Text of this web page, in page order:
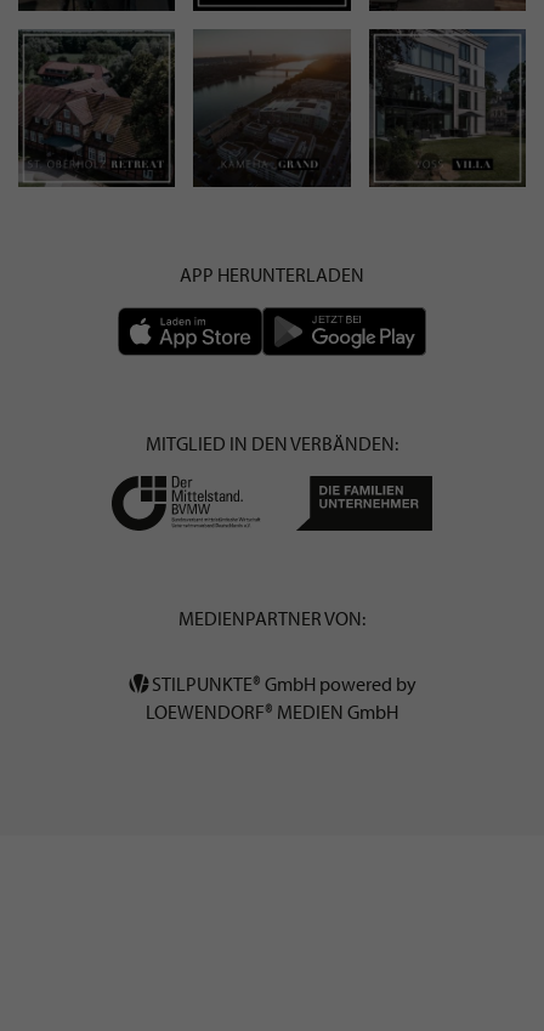
APP HERUNTERLADEN
MITGLIED IN DEN VERBÄNDEN:
MEDIENPARTNER VON:
STILPUNKTE® GmbH powered by
LOEWENDORF® MEDIEN GmbH